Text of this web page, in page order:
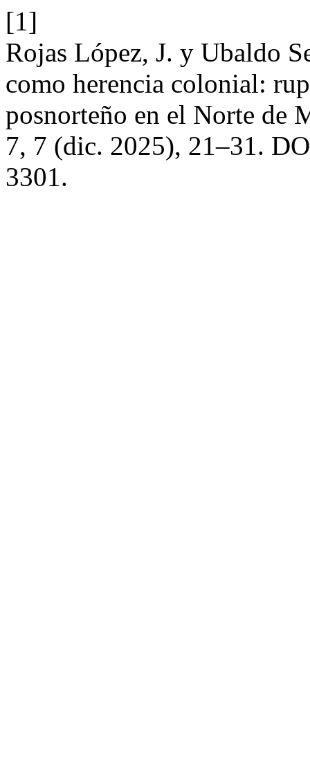
[1]
Rojas López, J. y Ubaldo
como herencia colonial:
posnorteño en el Norte de
7, 7 (dic. 2025), 21–31.
3301.